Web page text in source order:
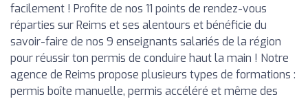
facilement ! Profite de nos 11 points de rendez-vous
réparties sur Reims et ses alentours et bénéficie du
savoir-faire de nos 9 enseignants salariés de la région
pour réussir ton permis de conduire haut la main ! Notre
agence de Reims propose plusieurs types de formations :
permis boîte manuelle, permis accéléré et même des